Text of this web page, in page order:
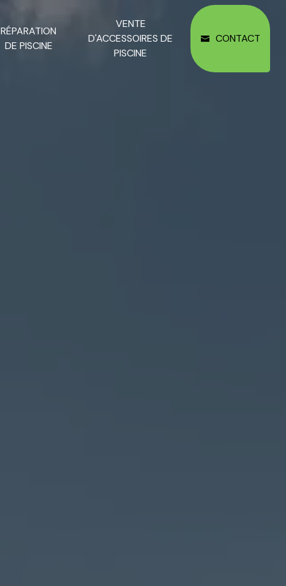
RÉPARATION
DE PISCINE
VENTE
D'ACCESSOIRES DE
PISCINE
CONTACT